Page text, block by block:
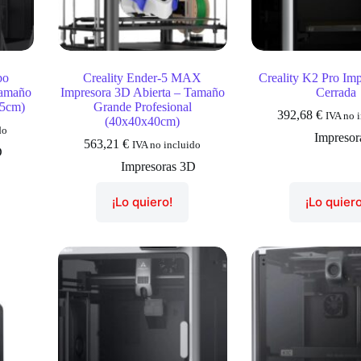
Creality Ender-5 MAX
Impresora 3D Abierta – Tamaño
Grande Profesional
(40x40x40cm)
563,21€ IVA no incluido
Impresoras 3D
¡Lo quiero!
Creality K2 Pro
Cerrada
392,68€ IVA no
¡Lo